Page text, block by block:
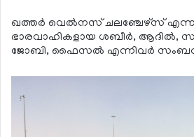
ഖത്തര്‍ വെല്‍നസ് ചലഞ്ചേഴ്‌സ് എന്ന
ഭാരവാഹികളായ ശബീര്‍, ആദില്‍,
ജോബി, ഫൈസല്‍ എന്നിവര്‍